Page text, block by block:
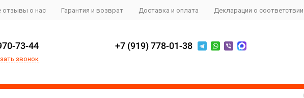
отзывы о нас Гарантия и возврат Доставка и оплата Декларации о соответствии
73-44
звонок
+7 (919) 778-01-38